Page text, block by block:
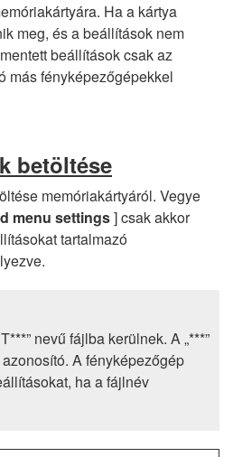
Ha a kártya
meg, és a beállítások nem
beállítások csak az
más fényképezőgépekkel
betöltése
memóriakártyáról. Vegye
menu settings] csak akkor
tartalmazó
nevű fájlba kerülnek. A „***”
A fényképezőgép
ha a fájlnév